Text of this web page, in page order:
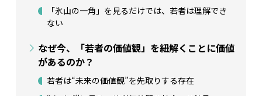
「氷山の一角」を見るだけでは、若者は理解でき
ない
なぜ今、「若者の価値観」を紐解くことに価値
があるのか？
若者は“未来の価値観”を先取りする存在